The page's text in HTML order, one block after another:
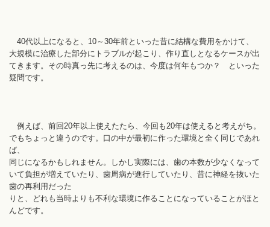
40代以上になると、10～30年前といった昔に結構な費用をかけて、
大規模に治療した部分にトラブルが起こり、作り直しとなるケースが出
てきます。その時真っ先に考えるのは、今度は何年もつか？ といった
疑問です。
例えば、前回20年以上使えたたら、今回も20年は使えると考えがち。
でもちょっと違うのです。口の中が最初に作った環境と全く同じであれ
ば、
同じになるかもしれません。しかし実際には、歯の本数が少なくなって
いて負担が増えていたり、歯周病が進行していたり、昔に神経を抜いた
歯の再利用だった
りと、どれも当時よりも不利な環境に作ることになっていることがほと
んどです。